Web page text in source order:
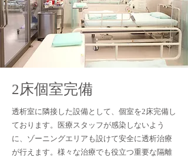
2床個室完備
透析室に隣接した設備として、個室を2床完備し
ております。医療スタッフが感染しないよう
に、ゾーニングエリアも設けて安全に透析治療
が行えます。様々な治療でも役立つ重要な隔離